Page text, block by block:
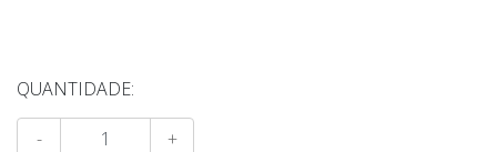
QUANTIDADE:
- +